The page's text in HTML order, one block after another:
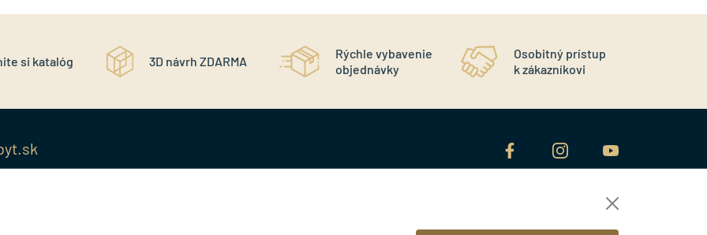
si katalóg 3D návrh ZDARMA
Rýchle vybavenie
objednávky
Osobitný prístup
k zákazníkovi
NEWSLETTER